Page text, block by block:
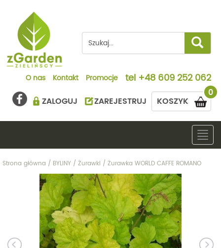
O nas Kontakt Promocje tel +48 609 252 062
0
KOSZYK
ZALOGUJ ZAREJESTRUJ
Strona główna / BYLINY / Żurawki / Żurawka WORLD CAFFE ROMANO